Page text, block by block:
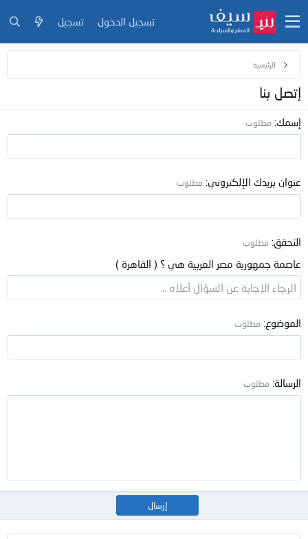
تسجيل الدخول تسجيل
الرئيسية
إتصل بنا
إسمك مطلوب
عنوان بريدك الإلكتروني مطلوب
التحقق مطلوب
عاصمة جمهورية مصر العربية هي ؟ ( القاهرة )
الموضوع مطلوب
الرسالة مطلوب
إرسال